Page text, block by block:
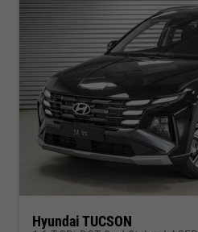
Hyundai TUCSON